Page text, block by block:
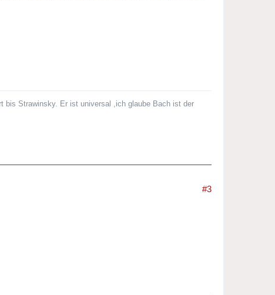
Strawinsky. Er ist universal ,ich glaube Bach ist der
#3